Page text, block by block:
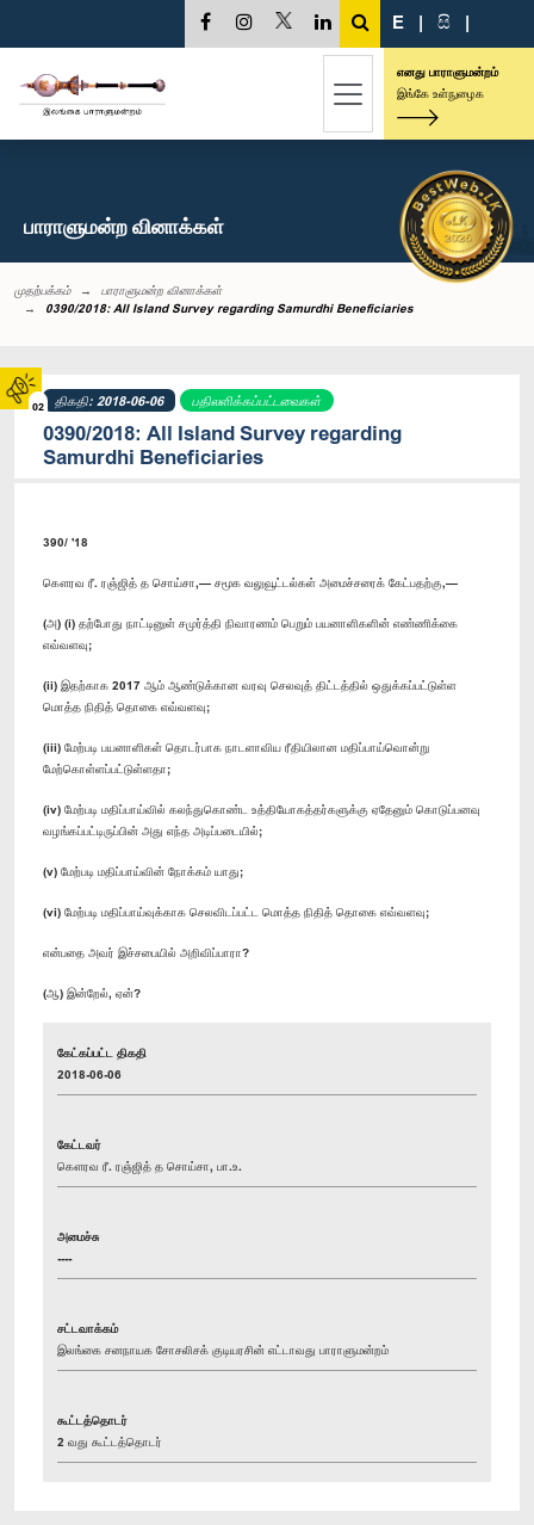
02
E | සි |
எனது பாராளுமன்றம்
இங்கே உள்நுழைக
பாராளுமன்ற வினாக்கள்
முதற்பக்கம்
பாராளுமன்ற வினாக்கள்
0390/2018: All Island Survey regarding Samurdhi Beneficiaries
திகதி: 2018-06-06 பதிலளிக்கப்பட்டவைகள்
0390/2018: All Island Survey regarding
Samurdhi Beneficiaries
390/ '18
கௌரவ ரீ. ரஞ்ஜித் த சொய்சா,— சமூக வலுவூட்டல்கள் அமைச்சரைக் கேட்பதற்கு,—
(அ) (i) தற்போது நாட்டினுள் சமுர்த்தி நிவாரணம் பெறும் பயனாளிகளின் எண்ணிக்கை
எவ்வளவு;
(ii) இதற்காக 2017 ஆம் ஆண்டுக்கான வரவு செலவுத் திட்டத்தில் ஒதுக்கப்பட்டுள்ள
மொத்த நிதித் தொகை எவ்வளவு;
(iii) மேற்படி பயனாளிகள் தொடர்பாக நாடளாவிய ரீதியிலான மதிப்பாய்வொன்று
மேற்கொள்ளப்பட்டுள்ளதா;
(iv) மேற்படி மதிப்பாய்வில் கலந்துகொண்ட உத்தியோகத்தர்களுக்கு ஏதேனும் கொடுப்பனவு
வழங்கப்பட்டிருப்பின் அது எந்த அடிப்படையில்;
(v) மேற்படி மதிப்பாய்வின் நோக்கம் யாது;
(vi) மேற்படி மதிப்பாய்வுக்காக செலவிடப்பட்ட மொத்த நிதித் தொகை எவ்வளவு;
என்பதை அவர் இச்சபையில் அறிவிப்பாரா?
(ஆ) இன்றேல், ஏன்?
கேட்கப்பட்ட திகதி
2018-06-06
கேட்டவர்
கௌரவ ரீ. ரஞ்ஜித் த சொய்சா, பா.உ.
அமைச்சு
----
சட்டவாக்கம்
இலங்கை சனநாயக சோசலிசக் குடியரசின் எட்டாவது பாராளுமன்றம்
கூட்டத்தொடர்
2 வது கூட்டத்தொடர்